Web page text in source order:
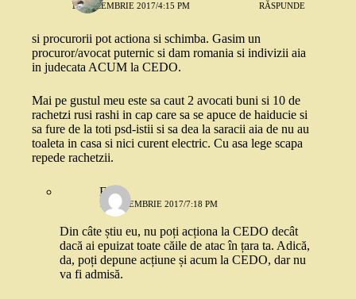
18 DECEMBRIE 2017/4:15 PM RĂSPUNDE
si procurorii pot actiona si schimba. Gasim un
procuror/avocat puternic si dam romania si indivizii aia
in judecata ACUM la CEDO.
Mai pe gustul meu este sa caut 2 avocati buni si 10 de
rachetzi rusi rashi in cap care sa se apuce de haiducie si
sa fure de la toti psd-istii si sa dea la saracii aia de nu au
toaleta in casa si nici curent electric. Cu asa lege scapa
repede rachetzii.
Ella
18 DECEMBRIE 2017/7:18 PM
Din câte știu eu, nu poți acționa la CEDO decât
dacă ai epuizat toate căile de atac în țara ta. Adică,
da, poți depune acțiune și acum la CEDO, dar nu
va fi admisă.